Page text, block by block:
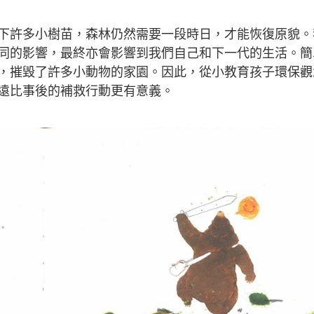
許多小樹苗，森林仍然需要一段時日，才能恢復原貌
的影響，最終亦會影響到我們自己和下一代的生活。
摧毀了許多小動物的家園。因此，從小教育孩子環保
比事後的補救行動更有意義。